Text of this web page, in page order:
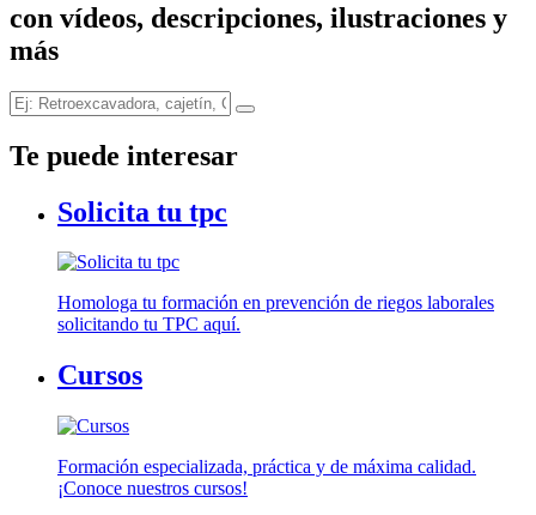
con vídeos, descripciones, ilustraciones y
más
Te puede interesar
Solicita tu tpc
Homologa tu formación en prevención de riegos laborales
solicitando tu TPC aquí.
Cursos
Formación especializada, práctica y de máxima calidad.
¡Conoce nuestros cursos!